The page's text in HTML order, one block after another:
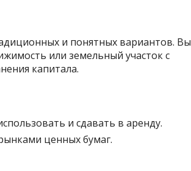
и понятных вариантов. Вы
или земельный участок с
капитала.
и сдавать в аренду.
ценных бумаг.